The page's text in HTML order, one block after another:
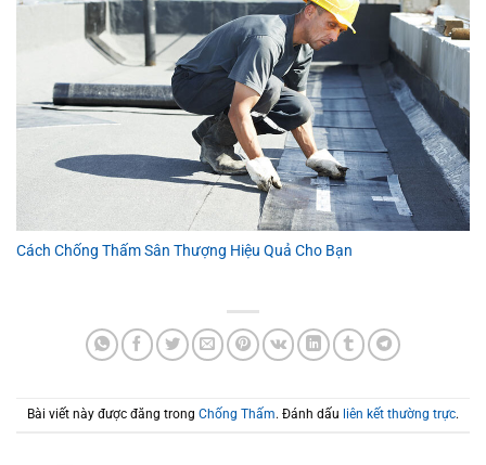
Cách Chống Thấm Sân Thượng Hiệu Quả Cho Bạn
Bài viết này được đăng trong Chống Thấm. Đánh dấu liên kết thường trực.